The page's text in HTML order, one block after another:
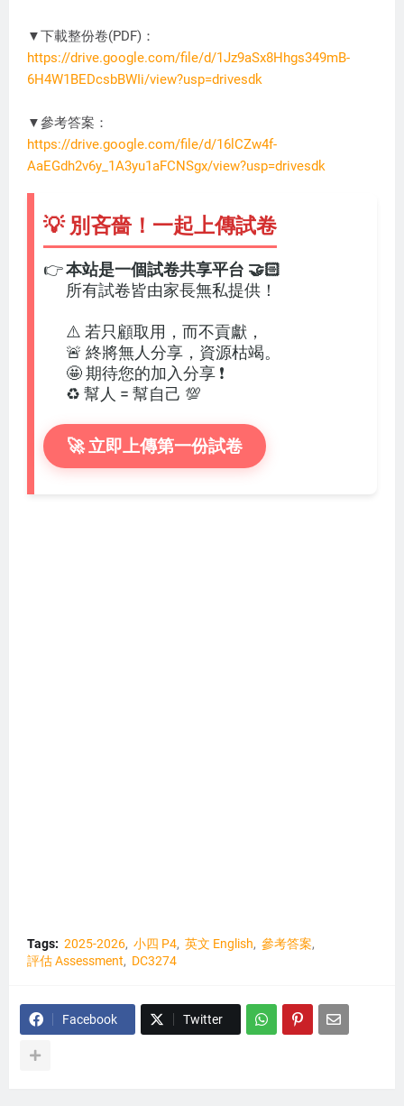
▼下載整份卷(PDF)：
https://drive.google.com/file/d/1Jz9aSx8Hhgs349mB-
6H4W1BEDcsbBWIi/view?usp=drivesdk
▼參考答案：
https://drive.google.com/file/d/16lCZw4f-
AaEGdh2v6y_1A3yu1aFCNSgx/view?usp=drivesdk
💡 別吝嗇！一起上傳試卷
本站是一個試卷共享平台 🤝🏻
👉
所有試卷皆由家長無私提供！
⚠️ 若只顧取用，而不貢獻，
🚨 終將無人分享，資源枯竭。
🤩 期待您的加入分享 ❗
♻️ 幫人 = 幫自己 💯
🚀 立即上傳第一份試卷
Tags: 2025-2026 小四 P4 英文 English
參考答案
評估 Assessment
DC3274
Facebook Twitter